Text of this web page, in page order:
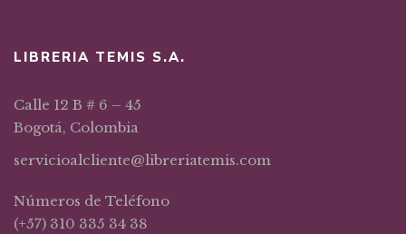
LIBRERIA TEMIS S.A.
Calle 12 B # 6 – 45
Bogotá, Colombia
servicioalcliente@libreriatemis.com
Números de Teléfono
(+57) 310 335 34 38